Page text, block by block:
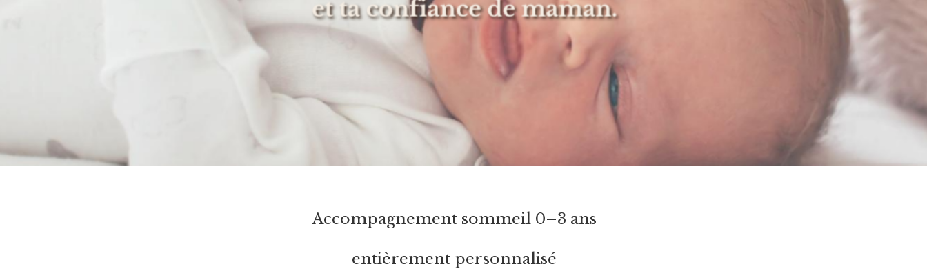
Accompagnement sommeil 0–3 ans
entièrement personnalisé